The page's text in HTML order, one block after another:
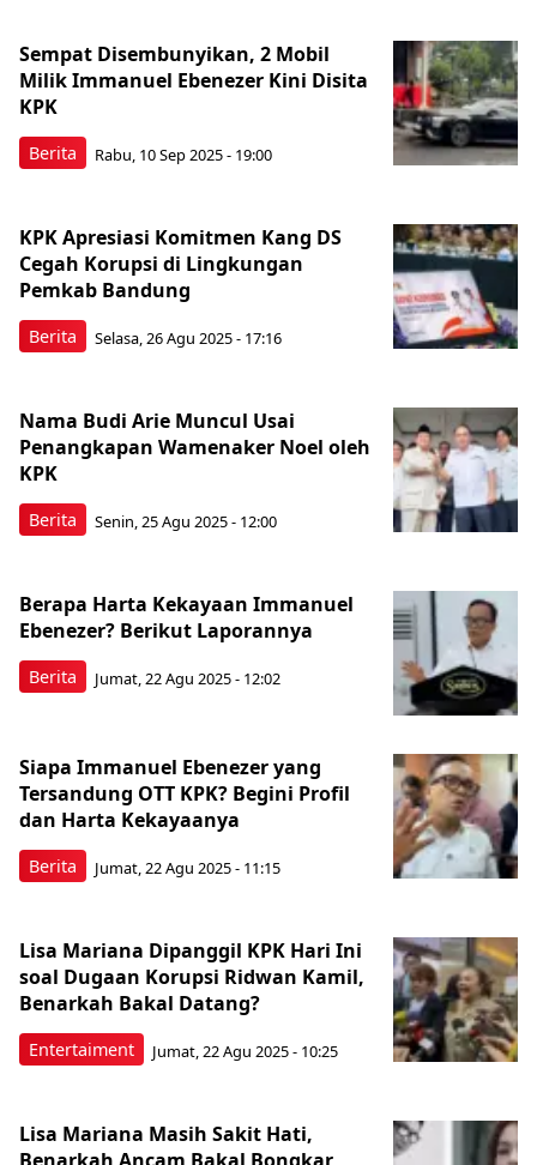
Berita
Sempat Disembunyikan, 2 Mobil
Milik Immanuel Ebenezer Kini Disita
KPK
Rabu, 10 Sep 2025 - 19:00
Berita
KPK Apresiasi Komitmen Kang DS
Cegah Korupsi di Lingkungan
Pemkab Bandung
Selasa, 26 Agu 2025 - 17:16
Berita
Nama Budi Arie Muncul Usai
Penangkapan Wamenaker Noel oleh
KPK
Senin, 25 Agu 2025 - 12:00
Berita
Berapa Harta Kekayaan Immanuel
Ebenezer? Berikut Laporannya
Jumat, 22 Agu 2025 - 12:02
Berita
Siapa Immanuel Ebenezer yang
Tersandung OTT KPK? Begini Profil
dan Harta Kekayaanya
Jumat, 22 Agu 2025 - 11:15
Entertaiment
Lisa Mariana Dipanggil KPK Hari Ini
soal Dugaan Korupsi Ridwan Kamil,
Benarkah Bakal Datang?
Jumat, 22 Agu 2025 - 10:25
Lisa Mariana Masih Sakit Hati,